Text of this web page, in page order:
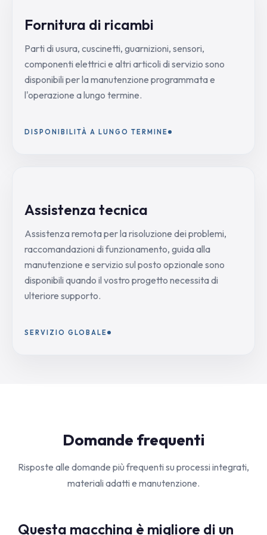
Fornitura di ricambi
Parti di usura, cuscinetti, guarnizioni, sensori,
componenti elettrici e altri articoli di servizio sono
disponibili per la manutenzione programmata e
l'operazione a lungo termine.
DISPONIBILITÀ A LUNGO TERMINE
Assistenza tecnica
Assistenza remota per la risoluzione dei problemi,
raccomandazioni di funzionamento, guida alla
manutenzione e servizio sul posto opzionale sono
disponibili quando il vostro progetto necessita di
ulteriore supporto.
SERVIZIO GLOBALE
Domande frequenti
Risposte alle domande più frequenti su processi integrati,
materiali adatti e manutenzione.
Questa macchina è migliore di un